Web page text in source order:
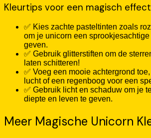
Kleurtips voor een magisch
✅ Kies zachte pasteltinten zoals
om je unicorn een
geven.
✅ Gebruik glitterstiften om de
laten schitteren!
✅ Voeg een mooie achtergrond
lucht of een regenboog voor een
✅ Gebruik licht en schaduw om je
diepte en leven te geven.
Meer Magische Unicorn